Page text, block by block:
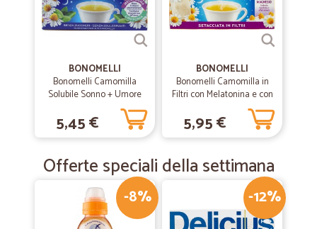
BONOMELLI
Bonomelli Camomilla
Solubile Sonno + Umore
bustine 16 x 4,5 g
5,45 €
BONOMELLI
Bonomelli Camomilla in
Filtri con Melatonina e con
Magnesio Setacciata in
Filtri 14 filtri 35 g
5,95 €
Offerte speciali della settimana
-8% -12%